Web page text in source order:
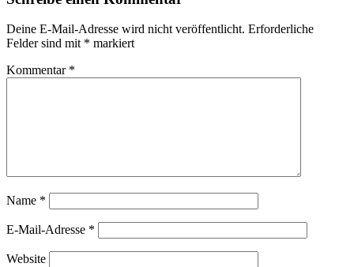
Deine E-Mail-Adresse wird nicht veröffentlicht. Erforderliche
Felder sind mit * markiert
Kommentar *
Name *
E-Mail-Adresse *
Website